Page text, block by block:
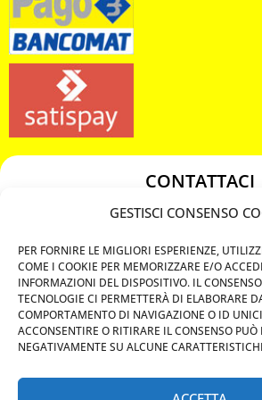
GESTISCI CONSENSO
PER FORNIRE LE MIGLIORI ESPERIENZE,
COME I COOKIE PER MEMORIZZARE E/O
INFORMAZIONI DEL DISPOSITIVO. IL
TECNOLOGIE CI PERMETTERÀ DI ELABORARE
COMPORTAMENTO DI NAVIGAZIONE O ID
ACCONSENTIRE O RITIRARE IL CONSENSO PUÒ
NEGATIVAMENTE SU ALCUNE
CONTATTACI
349 3863811
chiavicodificate@gmail.com
Privacy Policy
Cookie Policy